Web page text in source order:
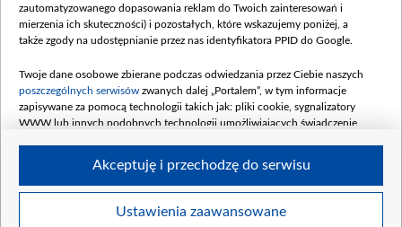
Dofinansowanie 900 000 000,00 PLN
Data podpisania umowy: LUTY 2026 (wpłata
kwiecień 180 mln, 7 maja 180 mln, 8
czerwca 90 mln)
Dofinansowanie 250 000 000,00 PLN
4 sierpnia 250 mln
zautomatyzowanego dopasowania reklam do Twoich zainteresowań i
mierzenia ich skuteczności) i pozostałych, które wskazujemy poniżej, a
także zgody na udostępnianie przez nas identyfikatora PPID do Google.
Twoje dane osobowe zbierane podczas odwiedzania przez Ciebie naszych
poszczególnych serwisów zwanych dalej „Portalem”, w tym informacje
zapisywane za pomocą technologii takich jak: pliki cookie, sygnalizatory
WWW lub innych podobnych technologii umożliwiających świadczenie
Twoje dane osobowe zbierane podczas odwiedzania przez Ciebie
Ustawienia zaawansowane
Akceptuję i przechodzę do serwisu